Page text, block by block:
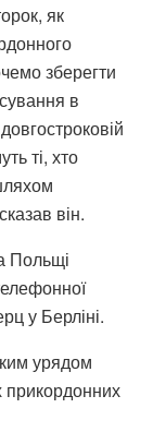
як
зберегти
в
ті, хто
він.
Польщі
у Берліні.
урядом
прикордонних